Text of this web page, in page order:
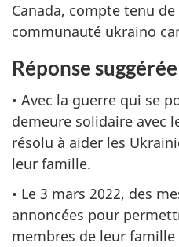
Canada, compte tenu
communauté ukraino
Réponse
• Avec la guerre qui se
demeure solidaire avec
résolu à aider les
leur famille.
• Le 3 mars 2022, des
annoncées pour
membres de leur